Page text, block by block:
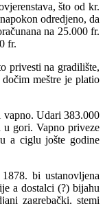
što od kr.
odredjeno, da
na 25.000 fr.
fr.
privesti na gradilište,
meštre je platio
Udari 383.000
u gori. Vapno priveze
a ciglu jošte godine
bi ustanovljena
a dostalci (?) bijahu
zagrebački, stemi